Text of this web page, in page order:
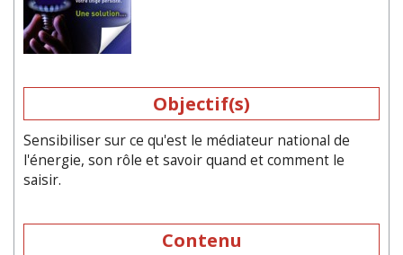
Objectif(s)
Sensibiliser sur ce qu'est le médiateur national de
l'énergie, son rôle et savoir quand et comment le
saisir.
Contenu